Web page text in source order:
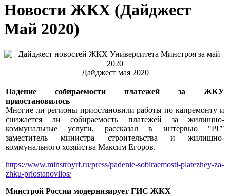
Новости ЖКХ (Дайджест
Май 2020)
Дайджест мая 2020
Падение собираемости платежей за ЖКУ
приостановилось
Многие ли регионы приостановили работы по капремонту и
снижается ли собираемость платежей за жилищно-
коммунальные услуги, рассказал в интервью "РГ"
заместитель министра строительства и жилищно-
коммунального хозяйства Максим Егоров.
https://www.minstroyrf.ru/press/padenie-sobiraemosti-platezhey-za-
zhku-priostanovilos/
Минстрой России модернизирует ГИС ЖКХ